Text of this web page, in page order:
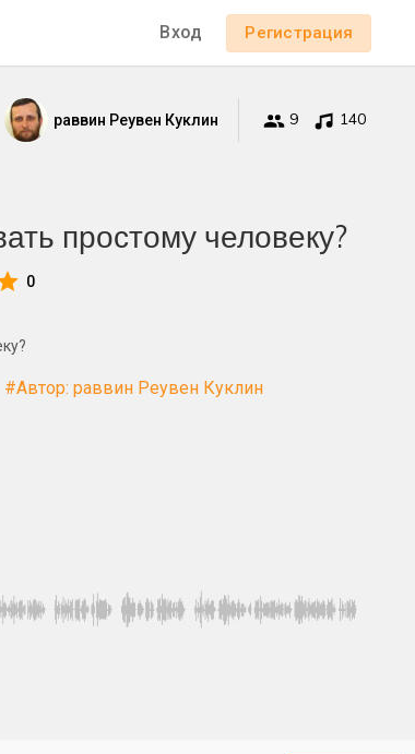
Вход Регистрация
раввин Реувен Куклин 9 140
простому человеку?
0
#Автор: раввин Реувен Куклин